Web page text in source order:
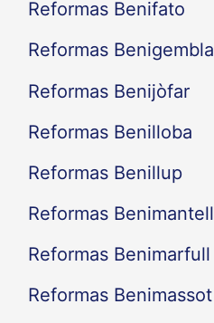
Reformas Benifato
Reformas Benigembla
Reformas Benijòfar
Reformas Benilloba
Reformas Benillup
Reformas Benimantell
Reformas Benimarfull
Reformas Benimassot